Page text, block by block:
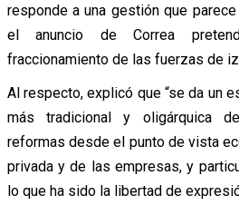
responde a una gestión que
el anuncio de Correa
fraccionamiento de las fuerzas de
Al respecto, explicó que “se da un
más tradicional y oligárquica
reformas desde el punto de vista
privada y de las empresas, y
lo que ha sido la libertad de